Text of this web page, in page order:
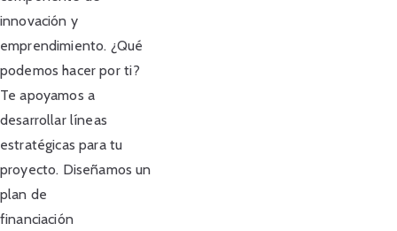
innovación y
emprendimiento. ¿Qué
podemos hacer por ti?
Te apoyamos a
desarrollar líneas
estratégicas para tu
proyecto. Diseñamos un
plan de
financiación